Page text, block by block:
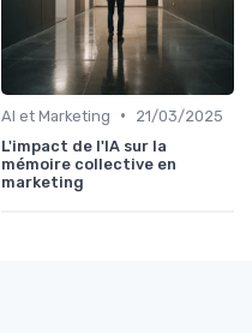
AI et Marketing •
21/03/2025
L'impact de l'IA sur la
mémoire collective en
marketing